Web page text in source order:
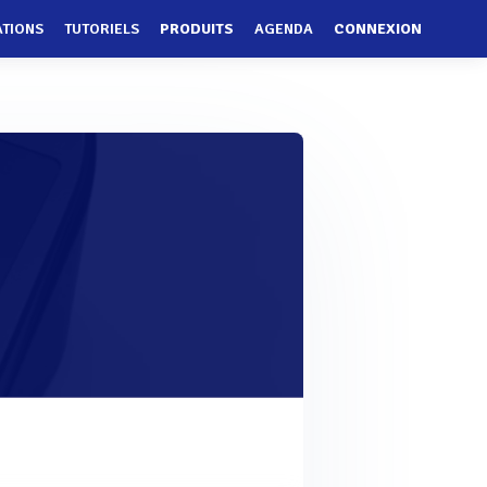
TUTORIELS PRODUITS AGENDA CONNEXION